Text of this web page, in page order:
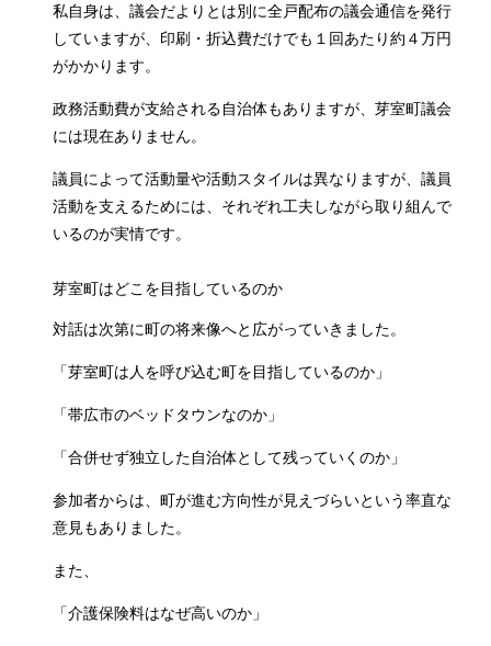
私自身は、議会だよりとは別に全戸配布の議会通信を発行
していますが、印刷・折込費だけでも１回あたり約４万円
がかかります。
政務活動費が支給される自治体もありますが、芽室町議会
には現在ありません。
議員によって活動量や活動スタイルは異なりますが、議員
活動を支えるためには、それぞれ工夫しながら取り組んで
いるのが実情です。
芽室町はどこを目指しているのか
対話は次第に町の将来像へと広がっていきました。
「芽室町は人を呼び込む町を目指しているのか」
「帯広市のベッドタウンなのか」
「合併せず独立した自治体として残っていくのか」
参加者からは、町が進む方向性が見えづらいという率直な
意見もありました。
また、
「介護保険料はなぜ高いのか」